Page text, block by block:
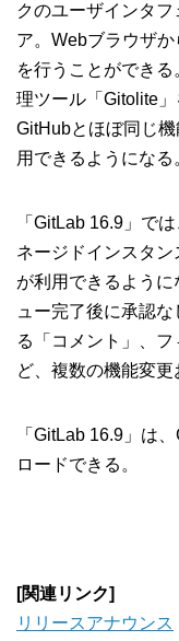
クのユーザインタ
ア。Webブラウザ
を行うことができ
理ツール「Gitolite」
GitHubとほぼ同じ
用できるようになる
「GitLab 16.9」で
ネージドインスタン
が利用できるよう
ュー完了後に承認
る「コメント」、
ど、複数の機能変更
「GitLab 16.9」は
ロードできる。
[関連リンク]
リリースアナウンス